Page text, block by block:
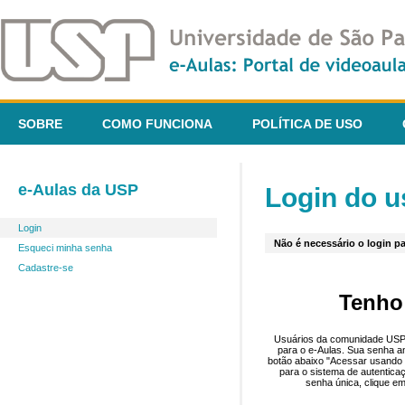
SOBRE COMO FUNCIONA POLÍTICA DE USO
e-Aulas da USP
Login
Esqueci minha senha
Cadastre-se
Login do
Não é necessário o login
Usuários da comunidade
para o e-Aulas. Sua senha
botão abaixo "Acessar
para o sistema de
senha única, clique